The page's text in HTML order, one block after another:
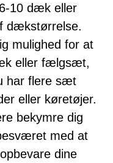
10 dæk eller
dækstørrelse.
mulighed for at
eller fælgsæt,
har flere sæt
eller køretøjer.
bekymre dig
med at
dine